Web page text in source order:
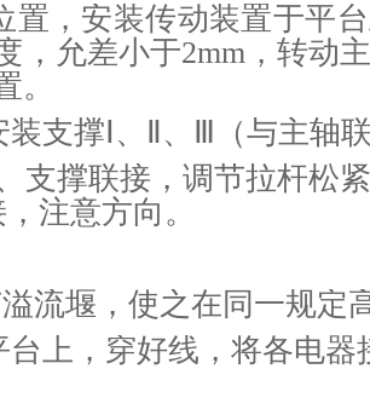
置，安装传动装置于平
，允差小于2mm，转动
支撑Ⅰ、Ⅱ、Ⅲ（与主轴联
支撑联接，调节拉杆松
注意方向。
流堰，使之在同一规定
上，穿好线，将各电器